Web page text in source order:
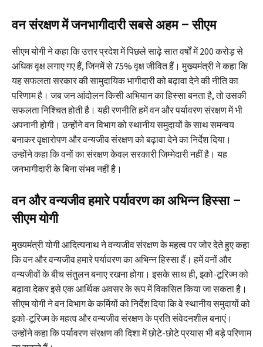
वन संरक्षण में जनभागीदारी सबसे अहम – सीएम
सीएम योगी ने कहा कि उत्तर प्रदेश में पिछले साढ़े सात वर्षों में 200 करोड़ से
अधिक वृक्ष लगाए गए हैं, जिनमें से 75% वृक्ष जीवित हैं। मुख्यमंत्री ने कहा कि
यह सफलता सरकार की सामुदायिक भागीदारी को बढ़ावा देने की नीति का
परिणाम है। जब जन आंदोलन किसी अभियान का हिस्सा बनता है, तो उसकी
सफलता निश्चित होती है। यही रणनीति हमें वन और पर्यावरण संरक्षण में भी
अपनानी होगी। उन्होंने वन विभाग को स्थानीय समुदायों के साथ समन्वय
बनाकर वृक्षारोपण और वन्यजीव संरक्षण को बढ़ावा देने का निर्देश दिया।
उन्होंने कहा कि वनों का संरक्षण केवल सरकारी जिम्मेदारी नहीं है। यह
जनभागीदारी के बिना संभव नहीं है।
वन और वन्यजीव हमारे पर्यावरण का अभिन्न हिस्सा –
सीएम योगी
मुख्यमंत्री योगी आदित्यनाथ ने वन्यजीव संरक्षण के महत्व पर जोर देते हुए कहा
कि वन और वन्यजीव हमारे पर्यावरण का अभिन्न हिस्सा हैं। हमें वनों और
वन्यजीवों के बीच संतुलन बनाए रखना होगा। इसके साथ ही, इको-टूरिज्म को
बढ़ावा देकर इसे एक आर्थिक अवसर के रूप में विकसित किया जा सकता है।
सीएम योगी ने वन विभाग के कर्मियों को निर्देश दिया कि वे स्थानीय समुदायों को
इको-टूरिज्म के महत्व और वन्यजीव संरक्षण के प्रति संवेदनशील बनाएं।
उन्होंने कहा कि पर्यावरण संरक्षण की दिशा में छोटे-छोटे प्रयास भी बड़े परिणाम